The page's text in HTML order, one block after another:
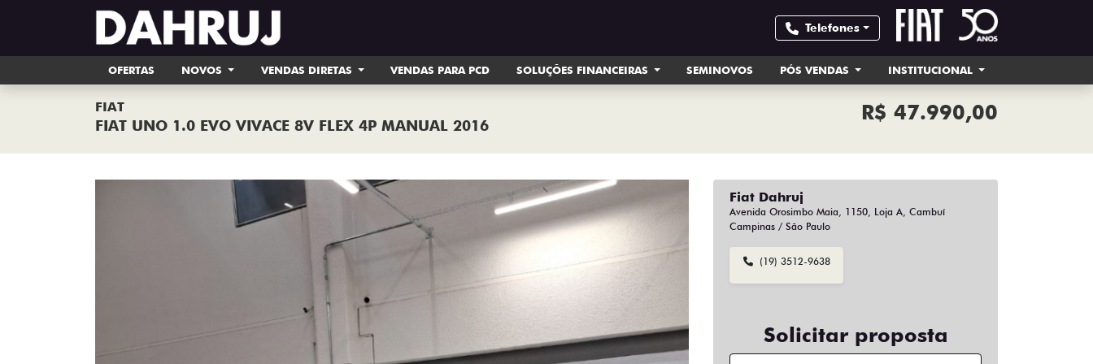
Telefones
OFERTAS NOVOS VENDAS DIRETAS VENDAS PARA PCD SOLUÇÕES FINANCEIRAS SEMINOVOS PÓS VENDAS INSTITUCIONAL
FIAT
FIAT UNO 1.0 EVO VIVACE 8V FLEX 4P MANUAL 2016
R$ 47.990,00
Fiat Dahruj
Avenida Orosimbo Maia, 1150, Loja A, Cambuí
Campinas / São Paulo
(19) 3512-9638
Solicitar proposta